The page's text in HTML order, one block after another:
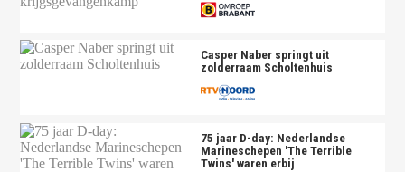
Casper Naber springt uit
zolderraam Scholtenhuis
75 jaar D-day: Nederlandse
Marineschepen 'The Terrible
Twins' waren erbij